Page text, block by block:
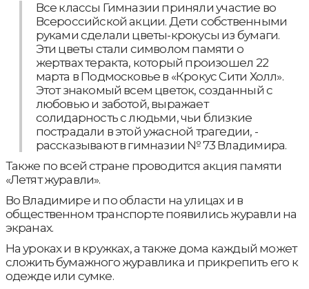
Все классы Гимназии приняли участие во
Всероссийской акции. Дети собственными
руками сделали цветы-крокусы из бумаги.
Эти цветы стали символом памяти о
жертвах теракта, который произошел 22
марта в Подмосковье в «Крокус Сити Холл».
Этот знакомый всем цветок, созданный с
любовью и заботой, выражает
солидарность с людьми, чьи близкие
пострадали в этой ужасной трагедии, -
рассказывают в гимназии № 73 Владимира.
Также по всей стране проводится акция памяти
«Летят журавли».
Во Владимире и по области на улицах и в
общественном транспорте появились журавли на
экранах.
На уроках и в кружках, а также дома каждый может
сложить бумажного журавлика и прикрепить его к
одежде или сумке.